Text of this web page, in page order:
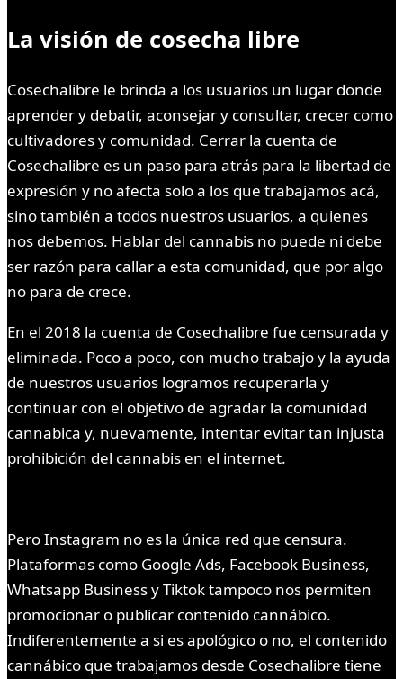
La visión de cosecha libre
Cosechalibre le brinda a los usuarios un lugar donde
aprender y debatir, aconsejar y consultar, crecer como
cultivadores y comunidad. Cerrar la cuenta de
Cosechalibre es un paso para atrás para la libertad de
expresión y no afecta solo a los que trabajamos acá,
sino también a todos nuestros usuarios, a quienes
nos debemos. Hablar del cannabis no puede ni debe
ser razón para callar a esta comunidad, que por algo
no para de crece.
En el 2018 la cuenta de Cosechalibre fue censurada y
eliminada. Poco a poco, con mucho trabajo y la ayuda
de nuestros usuarios logramos recuperarla y
continuar con el objetivo de agradar la comunidad
cannabica y, nuevamente, intentar evitar tan injusta
prohibición del cannabis en el internet.
Pero Instagram no es la única red que censura.
Plataformas como Google Ads, Facebook Business,
Whatsapp Business y Tiktok tampoco nos permiten
promocionar o publicar contenido cannábico.
Indiferentemente a si es apológico o no, el contenido
cannábico que trabajamos desde Cosechalibre tiene